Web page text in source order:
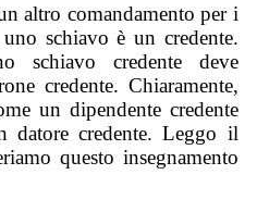
altro comandamento per i
schiavo è un credente.
schiavo credente deve
credente. Chiaramente,
un dipendente credente
datore credente. Leggo il
questo insegnamento